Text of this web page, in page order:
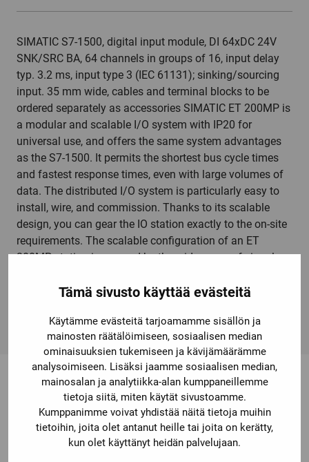
Tämä sivusto käyttää evästeitä
Käytämme evästeitä tarjoamamme sisällön ja
mainosten räätälöimiseen, sosiaalisen median
ominaisuuksien tukemiseen ja kävijämäärämme
analysoimiseen. Lisäksi jaamme sosiaalisen median,
mainosalan ja analytiikka-alan kumppaneillemme
tietoja siitä, miten käytät sivustoamme.
Kumppanimme voivat yhdistää näitä tietoja muihin
tietoihin, joita olet antanut heille tai joita on kerätty,
kun olet käyttänyt heidän palvelujaan.
SIMATIC S7-1500, digital input module, DI 64xDC 24V
SNK/SRC BA, 64 channels in groups of 16, input delay
typ. 3.2 ms, input type 3 (IEC 61131); sinking/sourcing
input. 35 mm wide, cables and terminal blocks to be
ordered separately as accessories SIMATIC ET 200MP is
a modular and scalable I/O system with IP20 for
universal use, and offers the same system advantages
as the S7-1500. It permits the shortest bus cycle times
and fastest response times, even with large volumes of
data. The distributed I/O system is particularly easy to
install, wire, and commission. Thanks to its scalable
design, you can gear the IO station exactly to the on-site
requirements. The scalable configuration of an ET
200MP station is ensured by the wide range of signal
output modules are available. This ensures the universal
Saatat olla kiinnostunut myös
näistä